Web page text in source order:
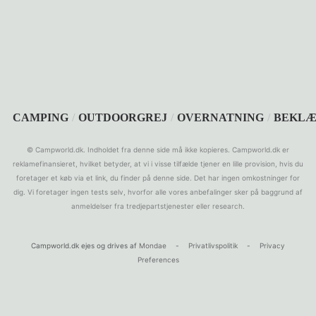
CAMPING / OUTDOORGREJ / OVERNATNING /
© Campworld.dk. Indholdet fra denne side må ikke kopieres. Campworld.dk er
reklamefinansieret, hvilket betyder, at vi i visse tilfælde tjener en lille provision, hvis du
foretager et køb via et link, du finder på denne side. Det har ingen omkostninger for
dig. Vi foretager ingen tests selv, hvorfor alle vores anbefalinger sker på baggrund af
anmeldelser fra tredjepartstjenester eller research.
Campworld.dk ejes og drives af Mondae - Privatlivspolitik -
Privacy
Preferences